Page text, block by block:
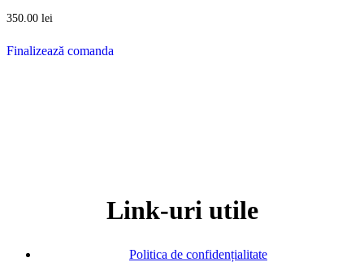
350.00 lei
Finalizează comanda
Link-uri utile
Politica de confidențialitate